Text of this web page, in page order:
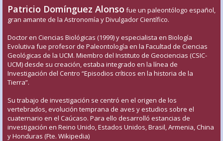
Patricio Domínguez Alonso fue un paleontólogo español,
gran amante de la Astronomía y Divulgador Científico.
Doctor en Ciencias Biológicas (1999) y especialista en Biología
Evolutiva fue profesor de Paleontología en la Facultad de Ciencias
Geológicas de la UCM. Miembro del Instituto de Geociencias (CSIC-
UCM) desde su creación, estaba integrado en la línea de
Investigación del Centro “Episodios críticos en la historia de la
Tierra”.
Su trabajo de investigación se centró en el origen de los
vertebrados, evolución temprana de aves y estudios sobre el
cuaternario en el Caúcaso. Para ello desarrolló estancias de
investigación en Reino Unido, Estados Unidos, Brasil, Armenia, China
y Honduras (Fte. Wikipedia)